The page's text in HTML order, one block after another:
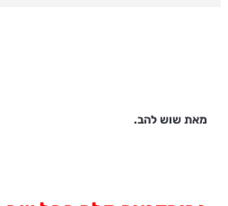
מאת שוש להב.